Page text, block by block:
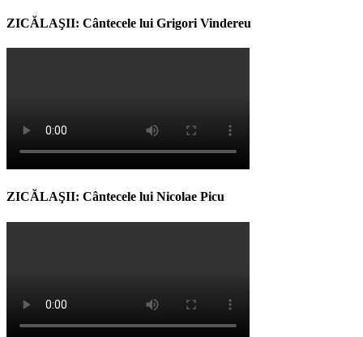
ZICĂLAŞII: Cântecele lui Grigori Vindereu
ZICĂLAŞII: Cântecele lui Nicolae Picu